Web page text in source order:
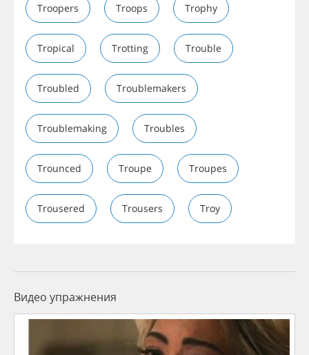
Troopers Troops Trophy
Tropical Trotting Trouble
Troubled Troublemakers
Troublemaking Troubles
Trounced Troupe Troupes
Trousered Trousers Troy
Видео упражнения